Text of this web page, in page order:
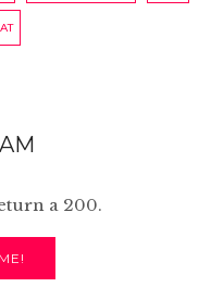
a 200.